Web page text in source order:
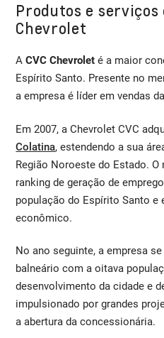
Produtos e serviços
Chevrolet
ACVC Chevrolet é a maior
Espírito Santo. Presente no
a empresa é líder em vendas
Em 2007, a Chevrolet CVC
Colatina, estendendo a sua
Região Noroeste do Estado.
ranking de geração de
população do Espírito Santo e
econômico.
No ano seguinte, a empresa
balneário com a oitava
desenvolvimento da cidade e
impulsionado por grandes
a abertura da concessionária.